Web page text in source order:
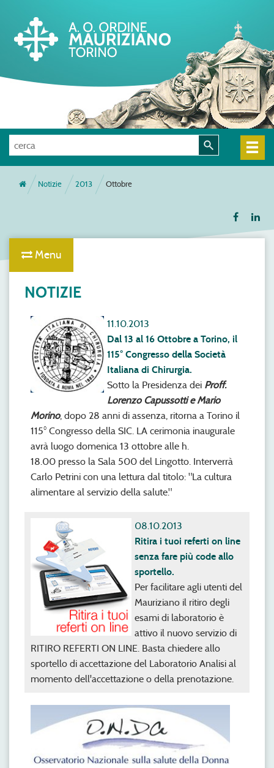
Notizie 2013 Ottobre
Menu
NOTIZIE
11.10.2013
Dal 13 al 16 Ottobre a Torino, il
115° Congresso della Società
Italiana di Chirurgia.
Sotto la Presidenza dei Proff.
Lorenzo Capussotti e Mario
Morino, dopo 28 anni di assenza, ritorna a Torino il
115° Congresso della SIC. LA cerimonia inaugurale
avrà luogo domenica 13 ottobre alle h.
18.00 presso la Sala 500 del Lingotto. Interverrà
Carlo Petrini con una lettura dal titolo: "La cultura
alimentare al servizio della salute."
08.10.2013
Ritira i tuoi referti on line
senza fare più code allo
sportello.
Per facilitare agli utenti del
Mauriziano il ritiro degli
esami di laboratorio è
attivo il nuovo servizio di
RITIRO REFERTI ON LINE. Basta chiedere allo
sportello di accettazione del Laboratorio Analisi al
momento dell'accettazione o della prenotazione.